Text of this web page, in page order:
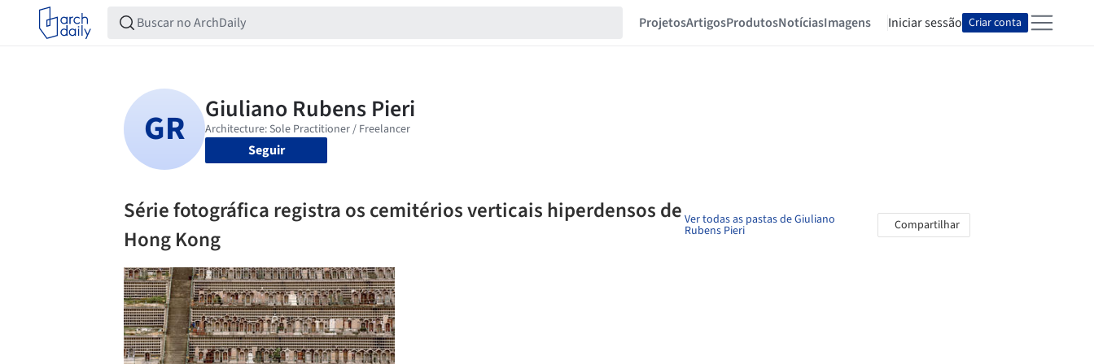
ProjetosArtigosProdutosNotíciasImagens Iniciar sessão Criar conta
Seguir
Série fotográfica registra os cemitérios verticais hiperdensos de
Hong Kong
Ver todas as pastas de Giuliano
Rubens Pieri Compartilhar